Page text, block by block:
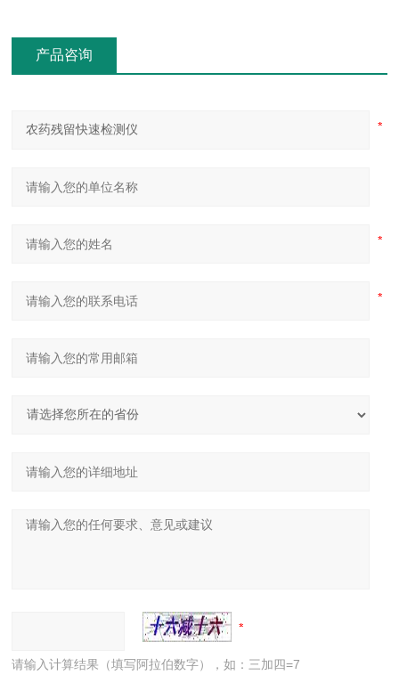
产品咨询
请输入计算结果（填写阿拉伯数字），如：三加四=7